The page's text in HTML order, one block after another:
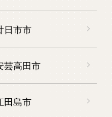
日市市
芸高田市
田島市